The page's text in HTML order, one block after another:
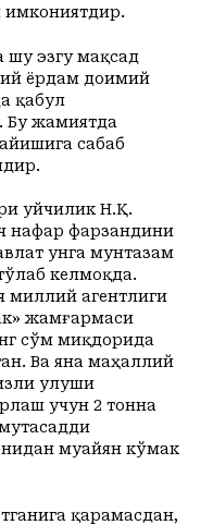
имкониятдир.
шу эзгу мақсад
ёрдам доимий
қабул
Бу жамиятда
сабаб
уйчилик Н.Қ.
нафар фарзандини
унга мунтазам
келмоқда.
агентлиги
жамғармаси
сўм миқдорида
Ва яна маҳаллий
улуши
учун 2 тонна
муайян кўмак
қарамасдан,